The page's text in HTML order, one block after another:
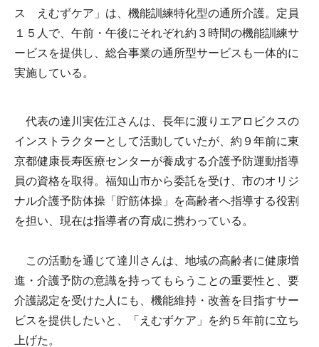
ス えむずケア」は、機能訓練特化型の通所介護。定員
１５人で、午前・午後にそれぞれ約３時間の機能訓練サ
ービスを提供し、総合事業の通所型サービスも一体的に
実施している。
代表の達川実佐江さんは、長年に渡りエアロビクスの
インストラクターとして活動していたが、約９年前に東
京都健康長寿医療センターが養成する介護予防運動指導
員の資格を取得。福知山市から委託を受け、市のオリジ
ナル介護予防体操「貯筋体操」を高齢者へ指導する役割
を担い、現在は指導者の育成に携わっている。
この活動を通じて達川さんは、地域の高齢者に健康増
進・介護予防の意識を持ってもらうことの重要性と、要
介護認定を受けた人にも、機能維持・改善を目指すサー
ビスを提供したいと、「えむずケア」を約５年前に立ち
上げた。